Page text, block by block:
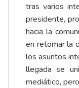
tras varios
presidente,
hacia la
en retomar la
los asuntos
llegada se
mediático,